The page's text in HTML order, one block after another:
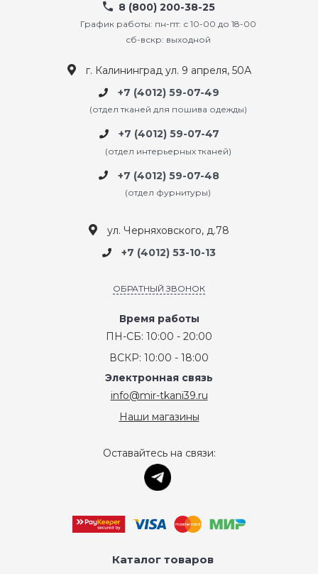
8 (800) 200-38-25
График работы: пн-пт: с 10-00 до 18-00
сб-вскр: выходной
г. Калининград ул. 9 апреля, 50А
+7 (4012) 59-07-49
(отдел тканей для пошива одежды)
+7 (4012) 59-07-47
(отдел интерьерных тканей)
+7 (4012) 59-07-48
(отдел фурнитуры)
ул. Черняховского, д.78
+7 (4012) 53-10-13
ОБРАТНЫЙ ЗВОНОК
Время работы
ПН-СБ: 10:00 - 20:00
ВСКР: 10:00 - 18:00
Электронная связь
info@mir-tkani39.ru
Наши магазины
Оставайтесь на связи:
Каталог товаров